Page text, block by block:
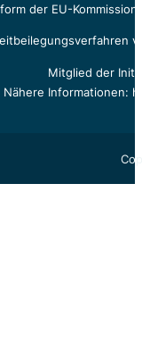
der EU-
Mitglied der
Nähere Informationen: